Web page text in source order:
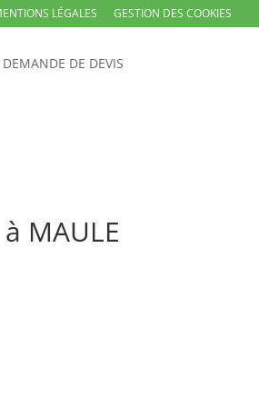
LÉGALES GESTION DES COOKIES
DEMANDE DE DEVIS
MAULE